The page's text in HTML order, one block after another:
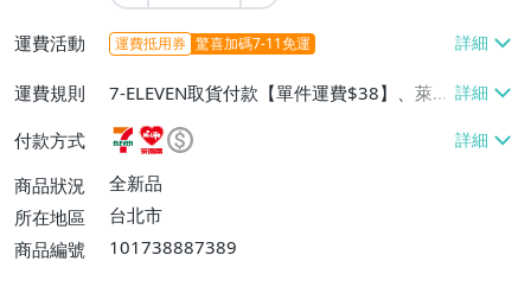
運費活動 運費抵用券 驚喜加碼7-11免運
運費規則
7-ELEVEN取貨付款【單件運費$38】、萊爾
富取貨付款【單件運費$60】、宅配/貨運
【單件運費$130】
付款方式
商品狀況
全新品
所在地區
台北市
商品編號
101738887389